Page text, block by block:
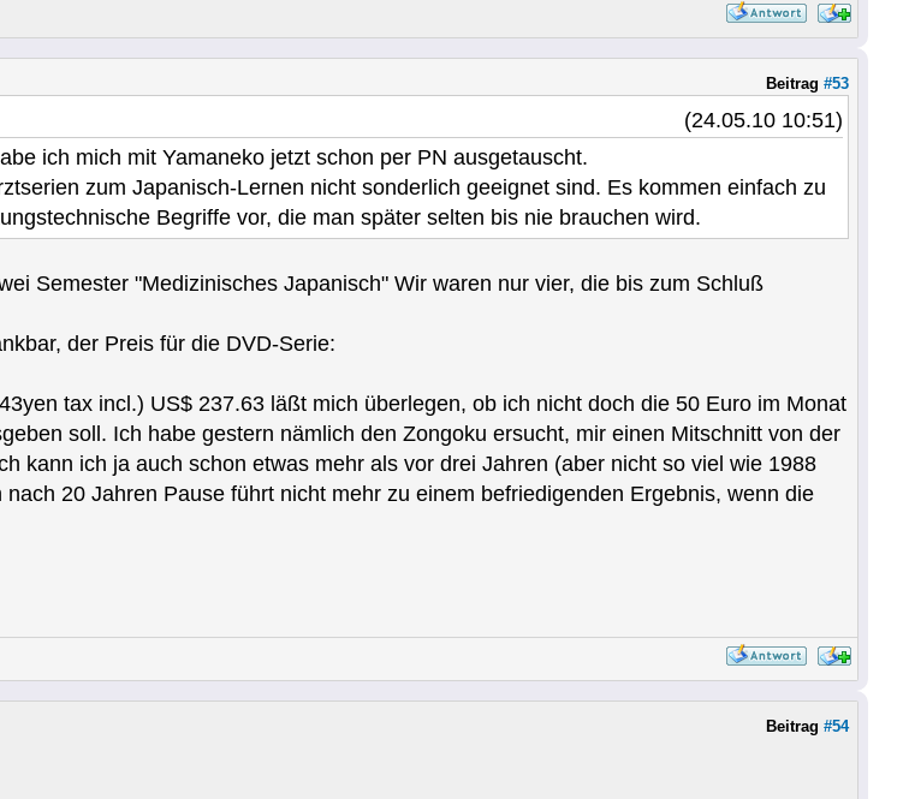
Beitrag #53
(24.05.10 10:51)
ich mich mit Yamaneko jetzt schon per PN ausgetauscht.
zum Japanisch-Lernen nicht sonderlich geeignet sind. Es kommen einfach zu
Begriffe vor, die man später selten bis nie brauchen wird.
Semester "Medizinisches Japanisch" Wir waren nur vier, die bis zum Schluß
der Preis für die DVD-Serie:
tax incl.) US$ 237.63 läßt mich überlegen, ob ich nicht doch die 50 Euro im Monat
soll. Ich habe gestern nämlich den Zongoku ersucht, mir einen Mitschnitt von der
kann ich ja auch schon etwas mehr als vor drei Jahren (aber nicht so viel wie 1988
20 Jahren Pause führt nicht mehr zu einem befriedigenden Ergebnis, wenn die
Beitrag #54